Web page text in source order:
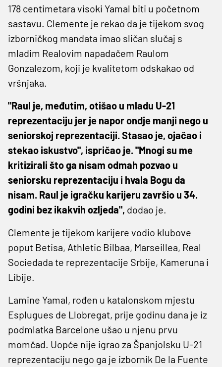
178 centimetara visoki Yamal biti u početnom
sastavu. Clemente je rekao da je tijekom svog
izborničkog mandata imao sličan slučaj s
mladim Realovim napadačem Raulom
Gonzalezom, koji je kvalitetom odskakao od
vršnjaka.
"Raul je, međutim, otišao u mladu U-21
reprezentaciju jer je napor ondje manji nego u
seniorskoj reprezentaciji. Stasao je, ojačao i
stekao iskustvo", ispričao je. "Mnogi su me
kritizirali što ga nisam odmah pozvao u
seniorsku reprezentaciju i hvala Bogu da
nisam. Raul je igračku karijeru završio u 34.
godini bez ikakvih ozljeda", dodao je.
Clemente je tijekom karijere vodio klubove
poput Betisa, Athletic Bilbaa, Marseillea, Real
Sociedada te reprezentacije Srbije, Kameruna i
Libije.
Lamine Yamal, rođen u katalonskom mjestu
Esplugues de Llobregat, prije godinu dana je iz
podmlatka Barcelone ušao u njenu prvu
momčad. Uopće nije igrao za Španjolsku U-21
reprezentaciju nego ga je izbornik De la Fuente